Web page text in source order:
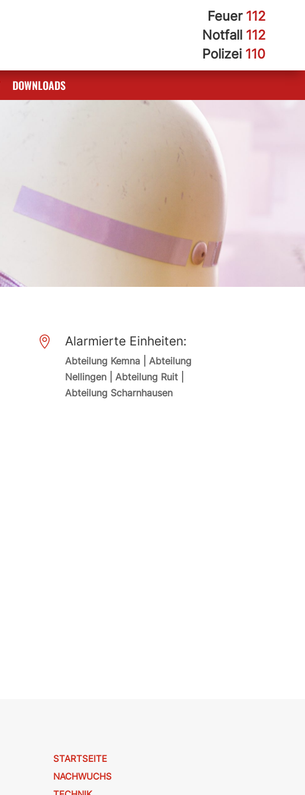
Feuer 112
Notfall 112
Polizei 110
DOWNLOADS
 Alarmierte Einheiten:
Abteilung Kemna | Abteilung
Nellingen | Abteilung Ruit |
Abteilung Scharnhausen
STARTSEITE
NACHWUCHS